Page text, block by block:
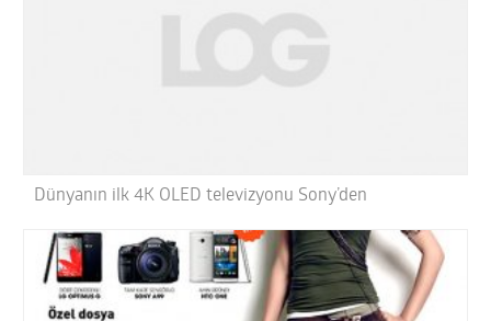
Dünyanın ilk 4K OLED televizyonu Sony’den